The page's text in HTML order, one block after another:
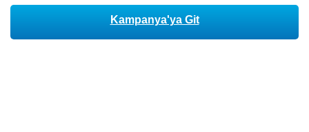
Kampanya'ya Git